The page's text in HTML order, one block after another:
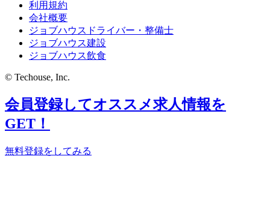
利用規約
会社概要
ジョブハウスドライバー・整備士
ジョブハウス建設
ジョブハウス飲食
© Techouse, Inc.
会員登録してオススメ求人情報を
GET！
無料登録をしてみる